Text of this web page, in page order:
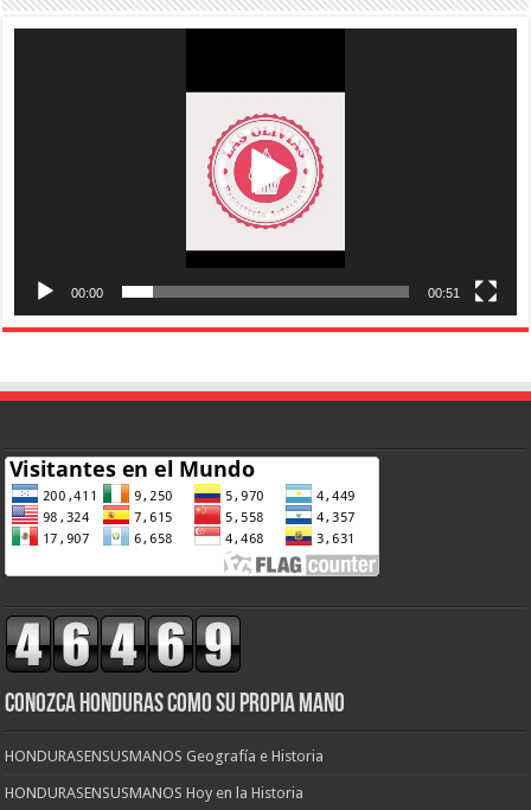
00:00 00:51
CONOZCA HONDURAS COMO SU PROPIA MANO
HONDURASENSUSMANOS Geografía e Historia
HONDURASENSUSMANOS Hoy en la Historia